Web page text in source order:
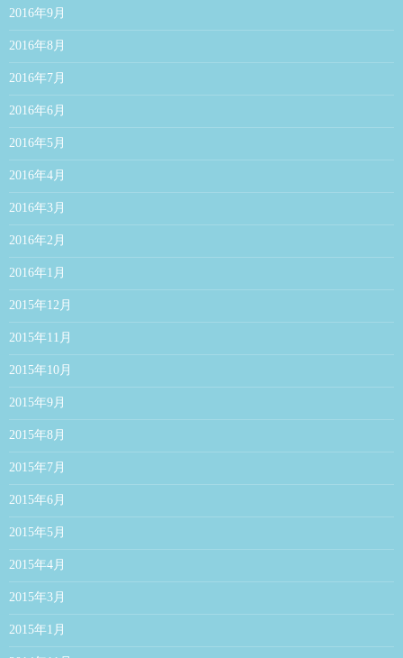
2016年9月
2016年8月
2016年7月
2016年6月
2016年5月
2016年4月
2016年3月
2016年2月
2016年1月
2015年12月
2015年11月
2015年10月
2015年9月
2015年8月
2015年7月
2015年6月
2015年5月
2015年4月
2015年3月
2015年1月